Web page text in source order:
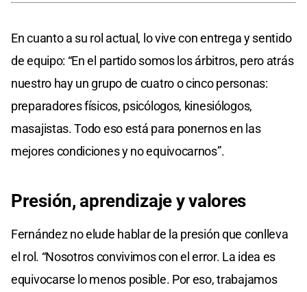
En cuanto a su rol actual, lo vive con entrega y sentido
de equipo: “En el partido somos los árbitros, pero atrás
nuestro hay un grupo de cuatro o cinco personas:
preparadores físicos, psicólogos, kinesiólogos,
masajistas. Todo eso está para ponernos en las
mejores condiciones y no equivocarnos”.
Presión, aprendizaje y valores
Fernández no elude hablar de la presión que conlleva
el rol. “Nosotros convivimos con el error. La idea es
equivocarse lo menos posible. Por eso, trabajamos